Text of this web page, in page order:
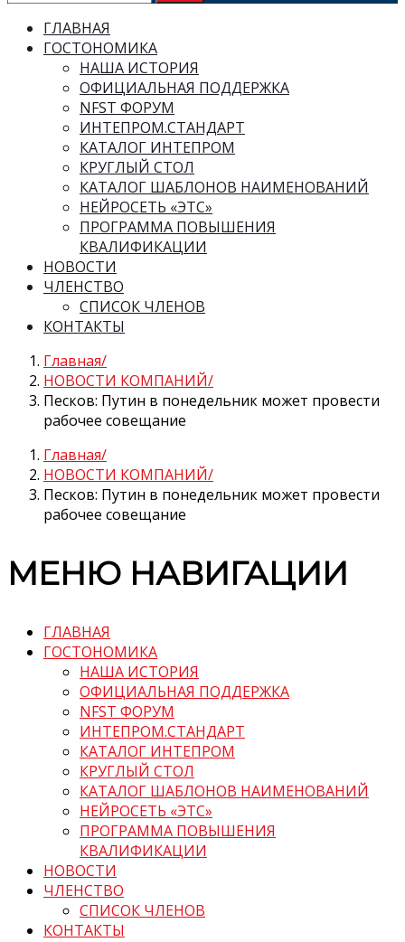
ГЛАВНАЯ
ГОСТОНОМИКА
НАША ИСТОРИЯ
ОФИЦИАЛЬНАЯ ПОДДЕРЖКА
NFST ФОРУМ
ИНТЕПРОМ.СТАНДАРТ
КАТАЛОГ ИНТЕПРОМ
КРУГЛЫЙ СТОЛ
КАТАЛОГ ШАБЛОНОВ НАИМЕНОВАНИЙ
НЕЙРОСЕТЬ «ЭТС»
ПРОГРАММА ПОВЫШЕНИЯ
КВАЛИФИКАЦИИ
НОВОСТИ
ЧЛЕНСТВО
СПИСОК ЧЛЕНОВ
КОНТАКТЫ
Главная
НОВОСТИ КОМПАНИЙ
Песков: Путин в понедельник может провести
рабочее совещание
Главная
НОВОСТИ КОМПАНИЙ
Песков: Путин в понедельник может провести
рабочее совещание
МЕНЮ НАВИГАЦИИ
ГЛАВНАЯ
ГОСТОНОМИКА
НАША ИСТОРИЯ
ОФИЦИАЛЬНАЯ ПОДДЕРЖКА
NFST ФОРУМ
ИНТЕПРОМ.СТАНДАРТ
КАТАЛОГ ИНТЕПРОМ
КРУГЛЫЙ СТОЛ
КАТАЛОГ ШАБЛОНОВ НАИМЕНОВАНИЙ
НЕЙРОСЕТЬ «ЭТС»
ПРОГРАММА ПОВЫШЕНИЯ
КВАЛИФИКАЦИИ
НОВОСТИ
ЧЛЕНСТВО
СПИСОК ЧЛЕНОВ
КОНТАКТЫ